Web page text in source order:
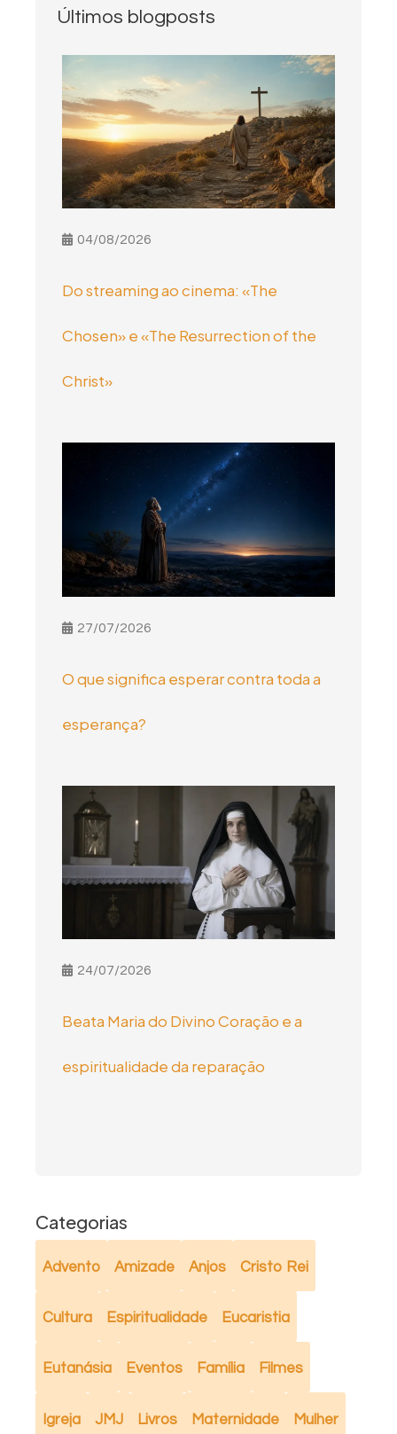
Últimos blogposts
04/08/2026
Do streaming ao cinema: «The
Chosen» e «The Resurrection of the
Christ»
27/07/2026
O que significa esperar contra toda a
esperança?
24/07/2026
Beata Maria do Divino Coração e a
espiritualidade da reparação
Categorias
Advento Amizade Anjos Cristo Rei
Cultura Espiritualidade Eucaristia
Eutanásia Eventos Família Filmes
Igreja JMJ Livros Maternidade Mulher